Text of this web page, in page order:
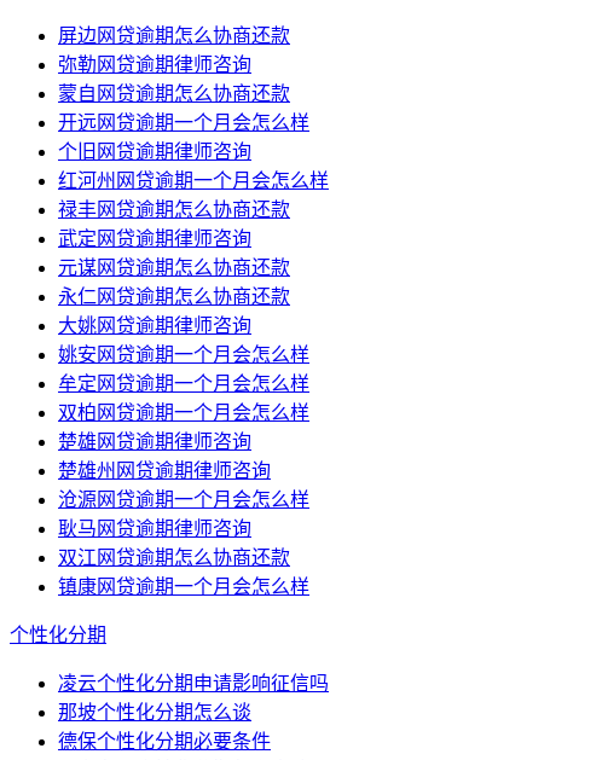
屏边网贷逾期怎么协商还款
弥勒网贷逾期律师咨询
蒙自网贷逾期怎么协商还款
开远网贷逾期一个月会怎么样
个旧网贷逾期律师咨询
红河州网贷逾期一个月会怎么样
禄丰网贷逾期怎么协商还款
武定网贷逾期律师咨询
元谋网贷逾期怎么协商还款
永仁网贷逾期怎么协商还款
大姚网贷逾期律师咨询
姚安网贷逾期一个月会怎么样
牟定网贷逾期一个月会怎么样
双柏网贷逾期一个月会怎么样
楚雄网贷逾期律师咨询
楚雄州网贷逾期律师咨询
沧源网贷逾期一个月会怎么样
耿马网贷逾期律师咨询
双江网贷逾期怎么协商还款
镇康网贷逾期一个月会怎么样
个性化分期
凌云个性化分期申请影响征信吗
那坡个性化分期怎么谈
德保个性化分期必要条件